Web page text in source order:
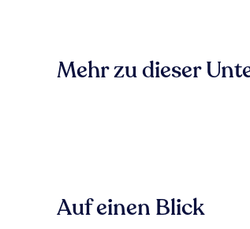
Mehr zu dieser
Auf einen Blick